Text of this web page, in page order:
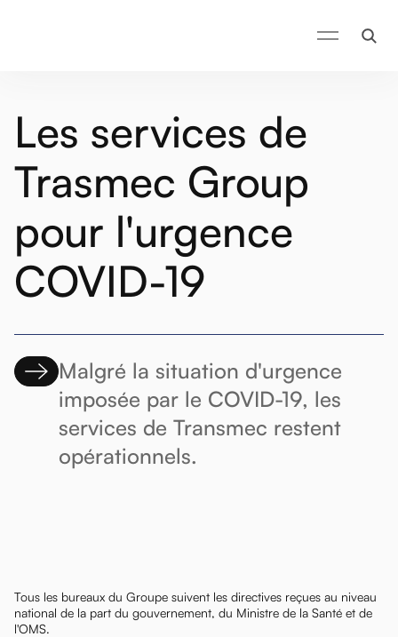
Les services de
Trasmec Group
pour l'urgence
COVID-19
Malgré la situation d'urgence
imposée par le COVID-19, les
services de Transmec restent
opérationnels.
Tous les bureaux du Groupe suivent les directives reçues au niveau
national de la part du gouvernement, du Ministre de la Santé et de
l'OMS.